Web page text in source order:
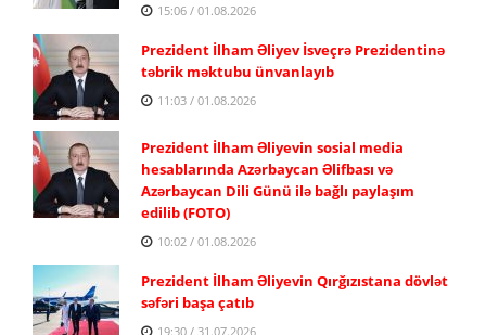
15:06 / 01.08.2026
Prezident İlham Əliyev İsveçrə Prezidentinə
təbrik məktubu ünvanlayıb
11:03 / 01.08.2026
Prezident İlham Əliyevin sosial media
hesablarında Azərbaycan Əlifbası və
Azərbaycan Dili Günü ilə bağlı paylaşım
edilib (FOTO)
10:02 / 01.08.2026
Prezident İlham Əliyevin Qırğızıstana dövlət
səfəri başa çatıb
19:30 / 31.07.2026